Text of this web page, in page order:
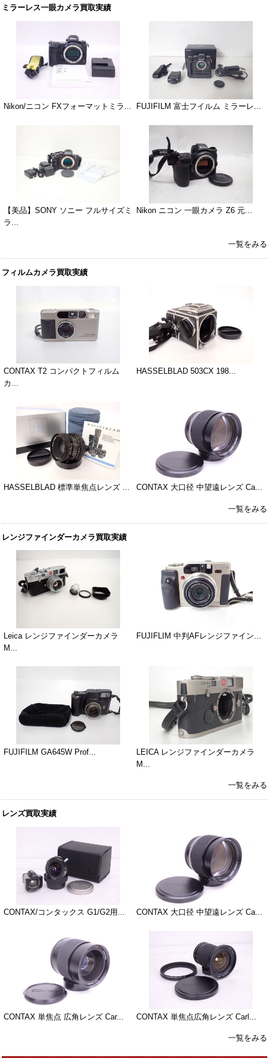
ミラーレス一眼カメラ買取実績
Nikon/ニコン FXフォーマットミラ... FUJIFILM 富士フイルム ミラーレ...
【美品】SONY ソニー フルサイズミ
ラ...
Nikon ニコン 一眼カメラ Z6 元...
一覧をみる
フィルムカメラ買取実績
CONTAX T2 コンパクトフィルム
カ...
HASSELBLAD 503CX 198...
HASSELBLAD 標準単焦点レンズ ... CONTAX 大口径 中望遠レンズ Ca...
一覧をみる
レンジファインダーカメラ買取実績
Leica レンジファインダーカメラ
M...
FUJIFLIM 中判AFレンジファイン...
FUJIFILM GA645W Prof...
LEICA レンジファインダーカメラ
M...
一覧をみる
レンズ買取実績
CONTAX/コンタックス G1/G2用... CONTAX 大口径 中望遠レンズ Ca...
CONTAX 単焦点 広角レンズ Car... CONTAX 単焦点広角レンズ Carl...
一覧をみる